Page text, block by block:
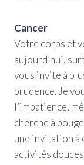
Cancer
Votre corps et
aujourd’hui,
vous invite à
prudence. Je
l’impatience,
cherche à
une invitation à
activités